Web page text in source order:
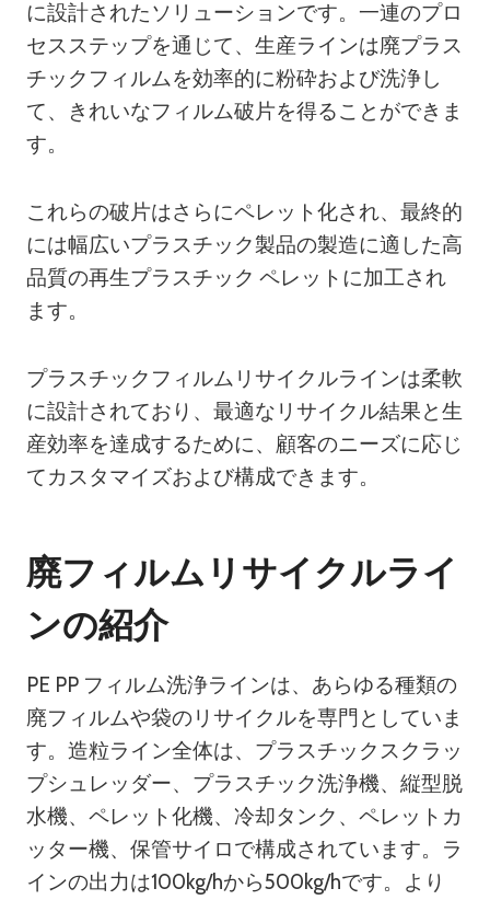
に設計されたソリューションです。一連のプロ
セスステップを通じて、生産ラインは廃プラス
チックフィルムを効率的に粉砕および洗浄し
て、きれいなフィルム破片を得ることができま
す。
これらの破片はさらにペレット化され、最終的
には幅広いプラスチック製品の製造に適した高
品質の再生プラスチック ペレットに加工され
ます。
プラスチックフィルムリサイクルラインは柔軟
に設計されており、最適なリサイクル結果と生
産効率を達成するために、顧客のニーズに応じ
てカスタマイズおよび構成できます。
廃フィルムリサイクルライ
ンの紹介
PE PP フィルム洗浄ラインは、あらゆる種類の
廃フィルムや袋のリサイクルを専門としていま
す。造粒ライン全体は、プラスチックスクラッ
プシュレッダー、プラスチック洗浄機、縦型脱
水機、ペレット化機、冷却タンク、ペレットカ
ッター機、保管サイロで構成されています。ラ
インの出力は100kg/hから500kg/hです。より